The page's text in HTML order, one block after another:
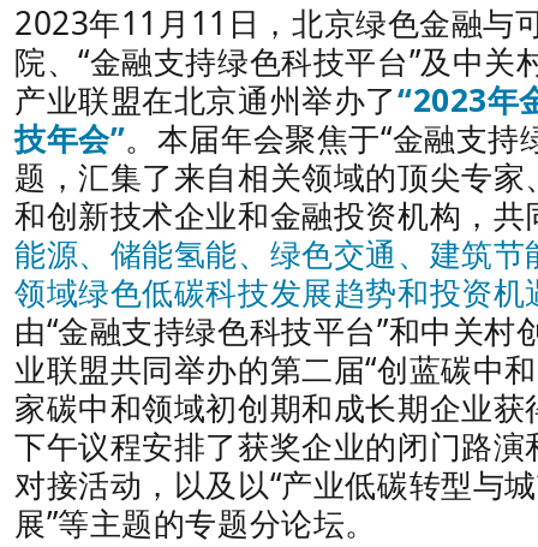
2023年11月11日，北京绿色金融与
院、“金融支持绿色科技平台”及中关
产业联盟在北京通州举办了“2023年
技年会”。本届年会聚焦于“金融支持
题，汇集了来自相关领域的顶尖专
和创新技术企业和金融投资机构，共
能源、储能氢能、绿色交通、建筑
领域绿色低碳科技发展趋势和投资机
由“金融支持绿色科技平台”和中关村
业联盟共同举办的第二届“创蓝碳中
家碳中和领域初创期和成长期企业
下午议程安排了获奖企业的闭门路
对接活动，以及以“产业低碳转型与
展”等主题的专题分论坛。